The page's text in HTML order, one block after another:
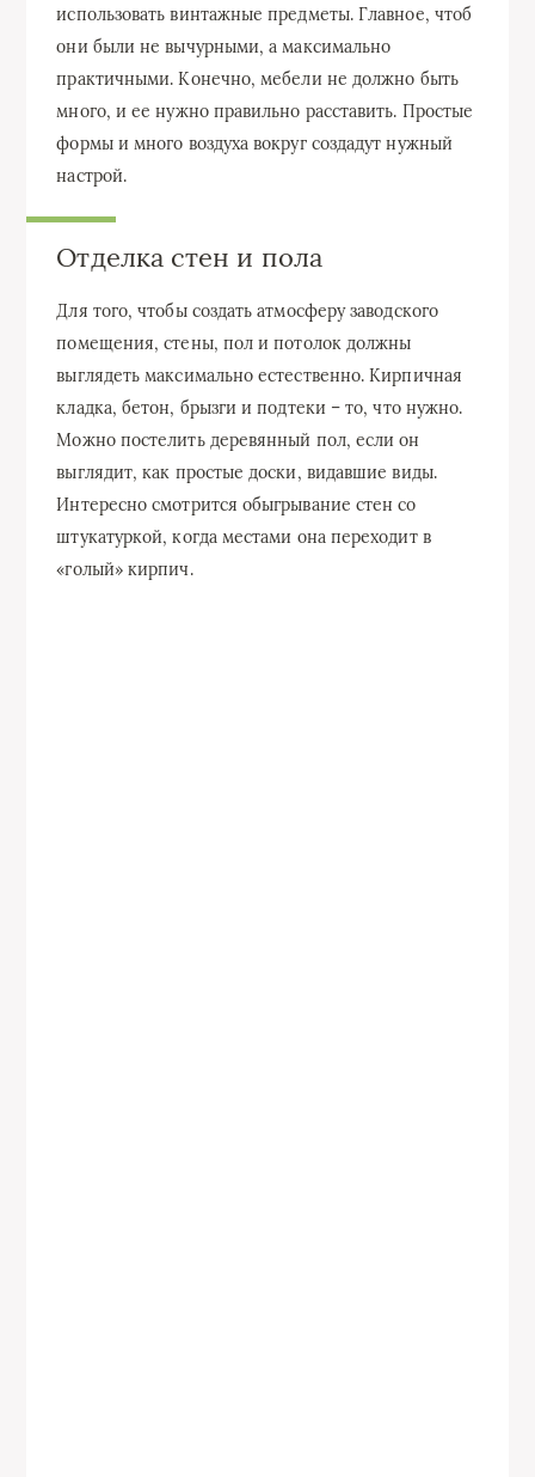
использовать винтажные предметы. Главное, чтоб
они были не вычурными, а максимально
практичными. Конечно, мебели не должно быть
много, и ее нужно правильно расставить. Простые
формы и много воздуха вокруг создадут нужный
настрой.
Отделка стен и пола
Для того, чтобы создать атмосферу заводского
помещения, стены, пол и потолок должны
выглядеть максимально естественно. Кирпичная
кладка, бетон, брызги и подтеки – то, что нужно.
Можно постелить деревянный пол, если он
выглядит, как простые доски, видавшие виды.
Интересно смотрится обыгрывание стен со
штукатуркой, когда местами она переходит в
«голый» кирпич.